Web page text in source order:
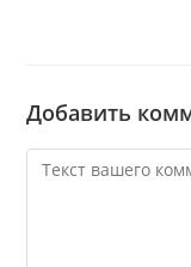
Добавить